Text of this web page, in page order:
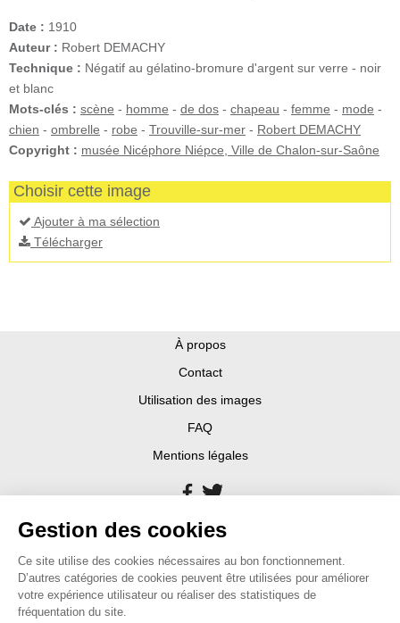
Date : 1910
Auteur : Robert DEMACHY
Technique : Négatif au gélatino-bromure d'argent sur verre - noir
et blanc
Mots-clés : scène - homme - de dos - chapeau - femme - mode -
chien - ombrelle - robe - Trouville-sur-mer - Robert DEMACHY
Copyright : musée Nicéphore Niépce, Ville de Chalon-sur-Saône
Choisir cette image
Ajouter à ma sélection
Télécharger
À propos
Contact
Utilisation des images
FAQ
Mentions légales
Gestion des cookies
Ce site utilise des cookies nécessaires au bon fonctionnement.
D’autres catégories de cookies peuvent être utilisées pour améliorer
votre expérience utilisateur ou réaliser des statistiques de
fréquentation du site.